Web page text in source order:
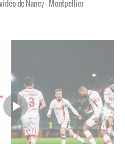
de Nancy - Montpellier